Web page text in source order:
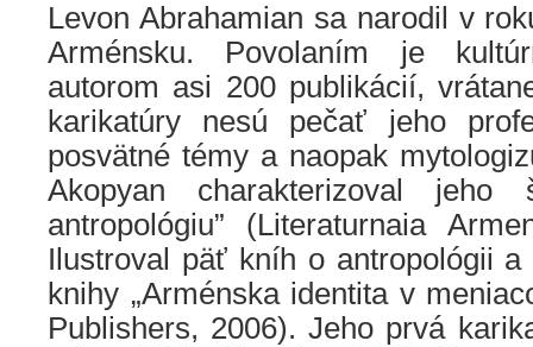
Levon Abrahamian sa narodil v
Arménsku. Povolaním je
autorom asi 200 publikácií,
karikatúry nesú pečať jeho
posvätné témy a naopak
Akopyan charakterizoval jeho
antropológiu” (Literaturnaia
Ilustroval päť kníh o antropológii
knihy „Arménska identita v
Publishers, 2006). Jeho prvá